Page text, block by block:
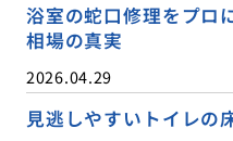
浴室の蛇口修理をプロ
相場の真実
2026.04.29
見逃しやすいトイレの